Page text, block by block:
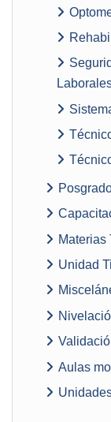
Materias
Unidad
Aulas